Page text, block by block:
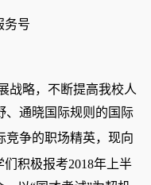
务号
战略， 不断提高我校人
、通晓国际规则的国际
争的职场精英， 现向
们积极报考2018年 上半